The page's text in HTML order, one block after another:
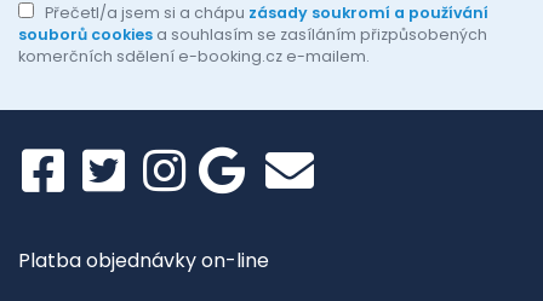
Přečetl/a jsem si a chápu zásady soukromí a používání
souborů cookies a souhlasím se zasíláním přizpůsobených
komerčních sdělení e-booking.cz e-mailem.
Platba objednávky on-line